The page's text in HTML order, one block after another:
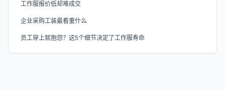
工作服报价低却难成交
企业采购工装最看重什么
员工穿上就抱怨？这5个细节决定了工作服寿命